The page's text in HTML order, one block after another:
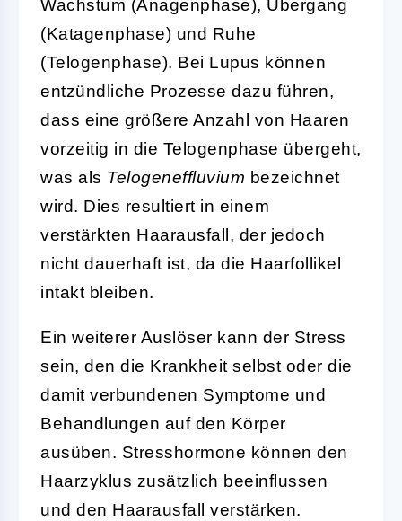
Wachstum (Anagenphase), Übergang
(Katagenphase) und Ruhe
(Telogenphase). Bei Lupus können
entzündliche Prozesse dazu führen,
dass eine größere Anzahl von Haaren
vorzeitig in die Telogenphase übergeht,
was als Telogeneffluvium bezeichnet
wird. Dies resultiert in einem
verstärkten Haarausfall, der jedoch
nicht dauerhaft ist, da die Haarfollikel
intakt bleiben.
Ein weiterer Auslöser kann der Stress
sein, den die Krankheit selbst oder die
damit verbundenen Symptome und
Behandlungen auf den Körper
ausüben. Stresshormone können den
Haarzyklus zusätzlich beeinflussen
und den Haarausfall verstärken.